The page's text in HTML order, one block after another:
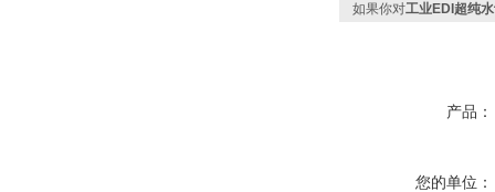
如果你对工业EDI超纯
产品：
您的单位：